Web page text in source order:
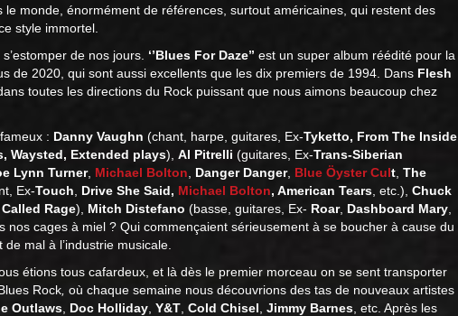
monde, énormément de références, surtout américaines, qui restent des
style immortel.
de nos jours. ‘’Blues For Daze’’ est un super album réédité pour la
de 2020, qui sont aussi excellents que les dix premiers de 1994. Dans Flesh
toutes les directions du Rock puissant que nous aimons beaucoup chez
: Danny Vaughn (chant, harpe, guitares, Ex-Tyketto, From The Inside
Waysted, Extended plays), Al Pitrelli (guitares, Ex-Trans-Siberian
Lynn Turner, Michael Bolton Danger Danger, Blue Öyster Cult The
Ex-Touch Drive She Said, Michael Bolton, American Tears , etc.), Chuck
Rage), Mitch Distefano (basse, guitares, Ex- Roar, Dashboard Mary
cages à miel ? Qui commençaient sérieusement à se boucher à cause du
mal à l’industrie musicale.
étions tous cafardeux, et là dès le premier morceau on se sent transporter
Rock où chaque semaine nous découvrions des tas de nouveaux artistes
Outlaws Doc Holliday Y&T Cold Chisel Jimmy Barnes , etc. Après les